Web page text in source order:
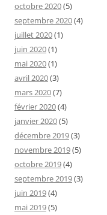
octobre 2020(5)
septembre 2020(4)
juillet 2020(1)
juin 2020(1)
mai 2020(1)
avril 2020(3)
mars 2020(7)
février 2020(4)
janvier 2020(5)
décembre 2019(3)
novembre 2019(5)
octobre 2019(4)
septembre 2019(3)
juin 2019(4)
mai 2019(5)